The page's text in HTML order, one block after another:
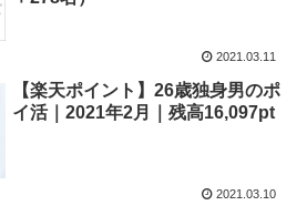
2021.03.11
【楽天ポイント】26歳独身男のポ
イ活｜2021年2月｜残高16,097pt
2021.03.10